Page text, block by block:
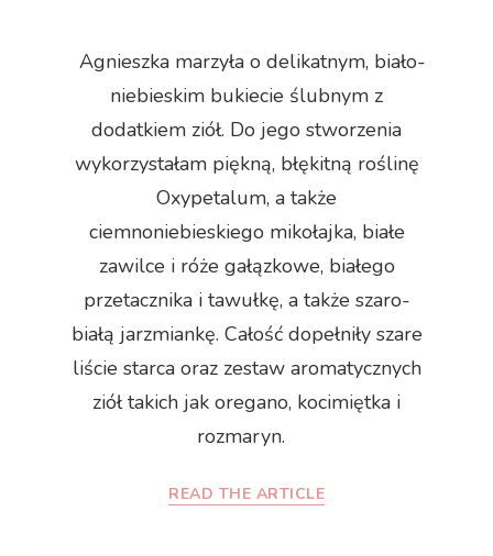
Agnieszka marzyła o delikatnym, biało-
niebieskim bukiecie ślubnym z
dodatkiem ziół. Do jego stworzenia
wykorzystałam piękną, błękitną roślinę
Oxypetalum, a także
ciemnoniebieskiego mikołajka, białe
zawilce i róże gałązkowe, białego
przetacznika i tawułkę, a także szaro-
białą jarzmiankę. Całość dopełniły szare
liście starca oraz zestaw aromatycznych
ziół takich jak oregano, kocimiętka i
rozmaryn.
READ THE ARTICLE